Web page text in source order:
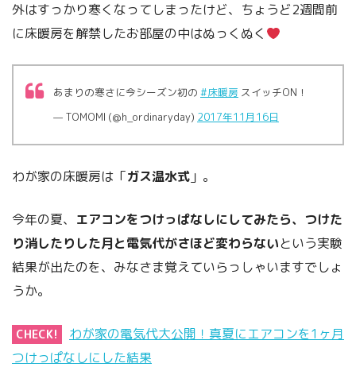
外はすっかり寒くなってしまったけど、ちょうど2週間前
に床暖房を解禁したお部屋の中はぬっくぬく
あまりの寒さに今シーズン初の #床暖房 スイッチON！
— TOMOMI (@h_ordinaryday) 2017年11月16日
わが家の床暖房は「ガス温水式 」。
今年の夏、 エアコンをつけっぱなしにしてみたら、つけた
り消したりした月と電気代がさほど変わらないという実験
結果が出たのを、みなさま覚えていらっしゃいますでしょ
うか。
CHECK!
わが家の電気代大公開！真夏にエアコンを1ヶ月
つけっぱなしにした結果